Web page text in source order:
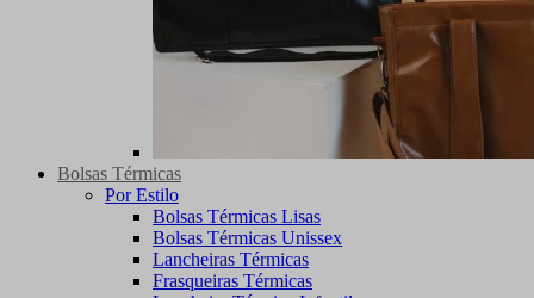
Bolsas Térmicas
Por Estilo
Bolsas Térmicas Lisas
Bolsas Térmicas Unissex
Lancheiras Térmicas
Frasqueiras Térmicas